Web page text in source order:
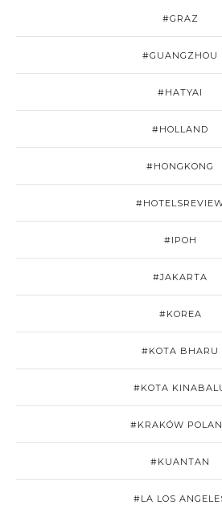
#GRAZ
#GUANGZHOU
#HATYAI
#HOLLAND
#HONGKONG
#IPOH
#JAKARTA
#KOREA
#KOTA BHARU
#KOTA
#KRAKÓW
#KUANTAN
#LA LOS